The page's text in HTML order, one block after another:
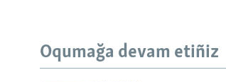
Oqumağa devam etiñiz